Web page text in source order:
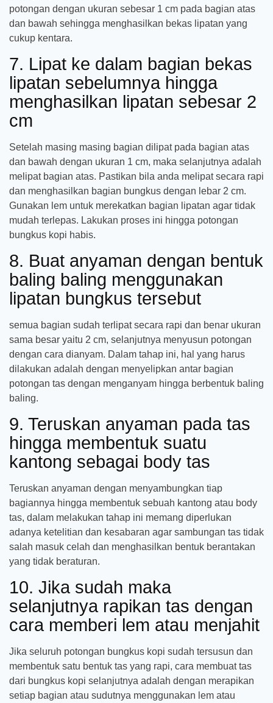
potongan dengan ukuran sebesar 1 cm pada bagian atas
dan bawah sehingga menghasilkan bekas lipatan yang
cukup kentara.
7. Lipat ke dalam bagian bekas
lipatan sebelumnya hingga
menghasilkan lipatan sebesar 2
cm
Setelah masing masing bagian dilipat pada bagian atas
dan bawah dengan ukuran 1 cm, maka selanjutnya adalah
melipat bagian atas. Pastikan bila anda melipat secara rapi
dan menghasilkan bagian bungkus dengan lebar 2 cm.
Gunakan lem untuk merekatkan bagian lipatan agar tidak
mudah terlepas. Lakukan proses ini hingga potongan
bungkus kopi habis.
8. Buat anyaman dengan bentuk
baling baling menggunakan
lipatan bungkus tersebut
semua bagian sudah terlipat secara rapi dan benar ukuran
sama besar yaitu 2 cm, selanjutnya menyusun potongan
dengan cara dianyam. Dalam tahap ini, hal yang harus
dilakukan adalah dengan menyelipkan antar bagian
potongan tas dengan menganyam hingga berbentuk baling
baling.
9. Teruskan anyaman pada tas
hingga membentuk suatu
kantong sebagai body tas
Teruskan anyaman dengan menyambungkan tiap
bagiannya hingga membentuk sebuah kantong atau body
tas, dalam melakukan tahap ini memang diperlukan
adanya ketelitian dan kesabaran agar sambungan tas tidak
salah masuk celah dan menghasilkan bentuk berantakan
yang tidak beraturan.
10. Jika sudah maka
selanjutnya rapikan tas dengan
cara memberi lem atau menjahit
Jika seluruh potongan bungkus kopi sudah tersusun dan
membentuk satu bentuk tas yang rapi, cara membuat tas
dari bungkus kopi selanjutnya adalah dengan merapikan
setiap bagian atau sudutnya menggunakan lem atau